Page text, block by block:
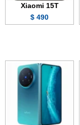
Xiaomi 15T
490 $